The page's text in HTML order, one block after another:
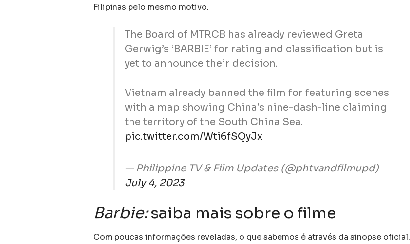
Filipinas pelo mesmo motivo.
The Board of MTRCB has already reviewed Greta
Gerwig’s ‘BARBIE’ for rating and classification but is
yet to announce their decision.
Vietnam already banned the film for featuring scenes
with a map showing China’s nine-dash-line claiming
the territory of the South China Sea.
pic.twitter.com/Wti6fSQyJx
— Philippine TV & Film Updates (@phtvandfilmupd)
July 4, 2023
Barbie:saiba mais sobre o filme
Com poucas informações reveladas, o que sabemos é através da sinopse oficial.